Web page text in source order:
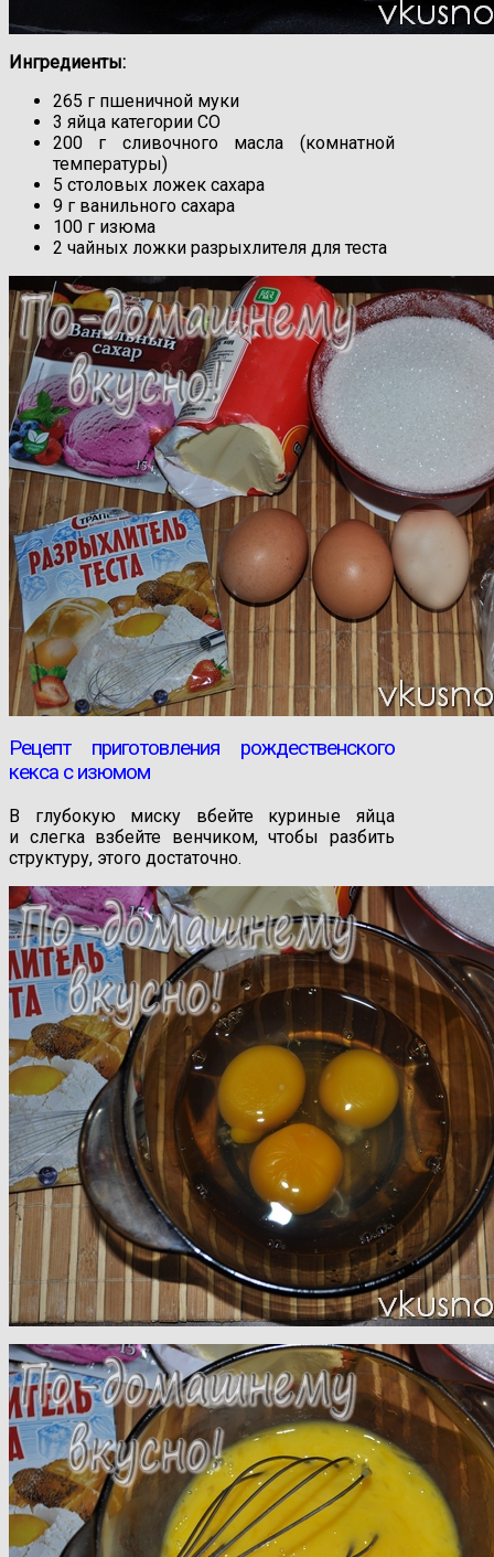
Ингредиенты:
265 г пшеничной муки
3 яйца категории СО
200 г сливочного масла (комнатной
температуры)
5 столовых ложек сахара
9 г ванильного сахара
100 г изюма
2 чайных ложки разрыхлителя для теста
Рецепт приготовления рождественского
кекса с изюмом
В глубокую миску вбейте куриные яйца
и слегка взбейте венчиком, чтобы разбить
структуру, этого достаточно.